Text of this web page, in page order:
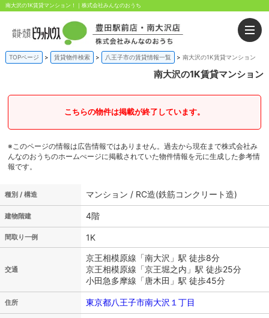
南大沢の1K賃貸マンション！｜株式会社みんなのおうち
TOPページ 賃貸物件検索 八王子市の賃貸情報一覧 南大沢の1K賃貸マンション
南大沢の1K賃貸マンション
こちらの物件は掲載が終了しています。
※このページの情報は広告情報ではありません。過去から現在まで株式会社み
んなのおうちのホームぺージに掲載されていた物件情報を元に生成した参考情
報です。
種別 / 構造 マンション / RC造(鉄筋コンクリート造)
建物階建 4階
間取り一例 1K
交通
京王相模原線「南大沢」駅 徒歩8分
京王相模原線「京王堀之内」駅 徒歩25分
小田急多摩線「唐木田」駅 徒歩45分
住所 東京都八王子市南大沢１丁目